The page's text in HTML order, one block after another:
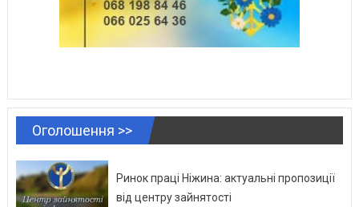
Оголошення >>
Ринок праці Ніжина: актуальні пропозиції
від центру зайнятості